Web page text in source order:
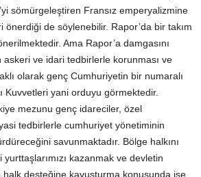
sömürgeleştiren Fransız emperyalizmine
önerdiği de söylenebilir. Rapor’da bir takım
Ama Rapor’a damgasını
ve idari tedbirlerle korunması ve
olarak genç Cumhuriyetin bir numaralı
Kuvvetleri yani orduyu görmektedir.
mezunu genç idareciler, özel
tedbirlerle cumhuriyet yönetiminin
savunmaktadır. Bölge halkını
kazanmak ve devletin
desteğine kavuşturma konusunda ise